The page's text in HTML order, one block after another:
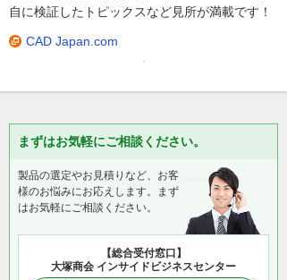
自に検証したトピックスなど見所が満載です！
CAD Japan.com
まずはお気軽にご相談ください。
製品の選定やお見積りなど、お客
様のお悩みにお応えします。まず
はお気軽にご相談ください。
【総合受付窓口】
大塚商会 インサイドビジネスセンター